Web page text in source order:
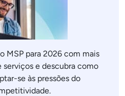
MSP para 2026 com mais
serviços e descubra como
se às pressões do